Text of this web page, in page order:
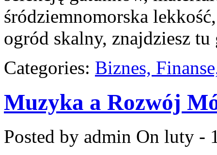
śródziemnomorska
ogród skalny, znajdziesz
Categories: Biznes,
Muzyka a Rozwój
Posted by admin On luty -